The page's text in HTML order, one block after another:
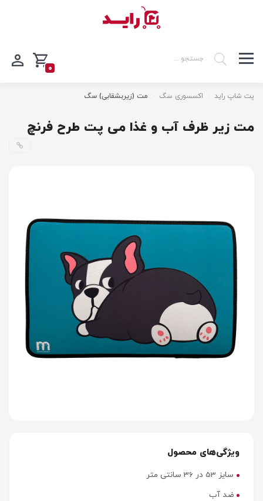
0
پت شاپ راید اکسسوری سگ مت (زیربشقابی) سگ
مت زیر ظرف آب و غذا می پت طرح فرنچ
ویژگی‌های محصول
سایز 53 در 36 سانتی متر
ضد آب